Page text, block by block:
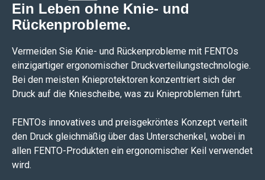
Ein Leben ohne Knie- und
Rückenprobleme.
Vermeiden Sie Knie- und Rückenprobleme mit FENTOs
einzigartiger ergonomischer Druckverteilungstechnologie.
Bei den meisten Knieprotektoren konzentriert sich der
Druck auf die Kniescheibe, was zu Knieproblemen führt.
FENTOs innovatives und preisgekröntes Konzept verteilt
den Druck gleichmäßig über das Unterschenkel, wobei in
allen FENTO-Produkten ein ergonomischer Keil verwendet
wird.